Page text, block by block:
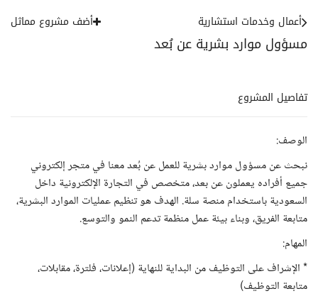
مسؤول موارد بشرية عن بُعد
أعمال وخدمات استشارية أضف مشروع مماثل
تفاصيل المشروع
الوصف:
نبحث عن مسؤول موارد بشرية للعمل عن بُعد معنا في متجر إلكتروني
جميع أفراده يعملون عن بعد، متخصص في التجارة الإلكترونية داخل
السعودية باستخدام منصة سلة. الهدف هو تنظيم عمليات الموارد البشرية،
متابعة الفريق، وبناء بيئة عمل منظمة تدعم النمو والتوسع.
المهام:
* الإشراف على التوظيف من البداية للنهاية (إعلانات، فلترة، مقابلات،
متابعة التوظيف)